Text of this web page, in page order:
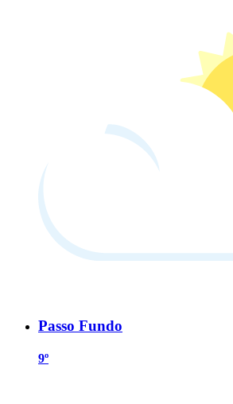
Passo Fundo
9º